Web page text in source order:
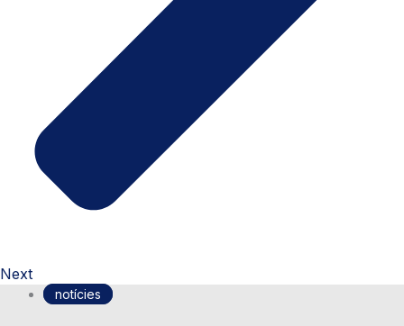
Next
notícies